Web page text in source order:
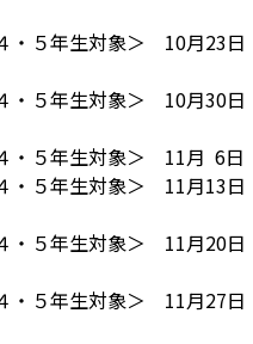
年生対象＞ 10月23日
年生対象＞ 10月30日
年生対象＞ 11月 6日
生対象＞ 11月13日（
年生対象＞ 11月20日
年生対象＞ 11月27日